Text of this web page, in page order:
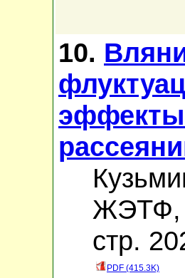
10.
эффекты
ЖЭТФ,
стр.
PDF (415.3K)